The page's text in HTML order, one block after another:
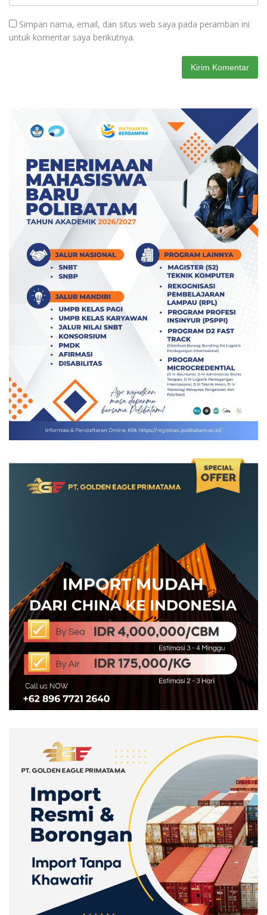
Simpan nama, email, dan situs web saya pada peramban ini
untuk komentar saya berikutnya.